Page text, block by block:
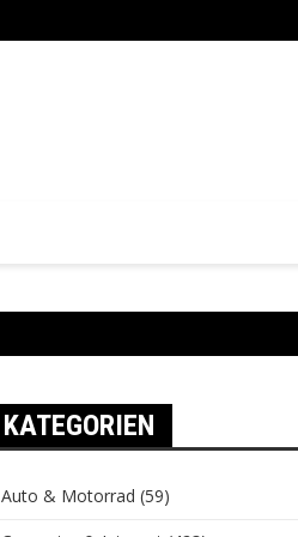
KATEGORIEN
Auto & Motorrad (59)